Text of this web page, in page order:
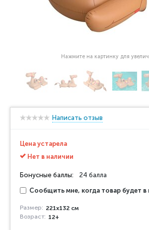
Нажмите на картинку для
Написать отзыв
Цена устарела
Нет в наличии
Бонусные баллы: 24 балла
Сообщить мне, когда товар будет в
Размер: 221x132 см
Возраст: 12+